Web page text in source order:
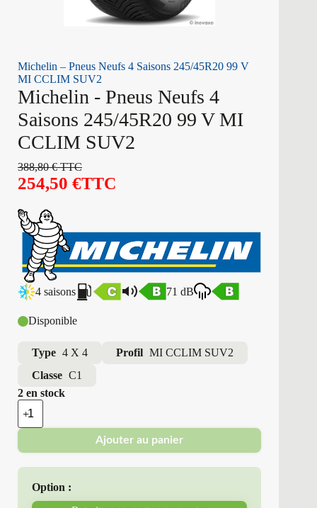
Michelin – Pneus Neufs 4 Saisons 245/45R20 99 V
MI CCLIM SUV2
Michelin - Pneus Neufs 4
Saisons 245/45R20 99 V MI
CCLIM SUV2
388,80€TTC
254,50 €TTC
4 saisons 71 dB
Disponible
Type 4 X 4 Profil MI CCLIM SUV2
Classe C1
2 en stock
quantité
de
Michelin
Pneus
Neufs
Saisons
245/45R20
Ajouter au panier
Option :